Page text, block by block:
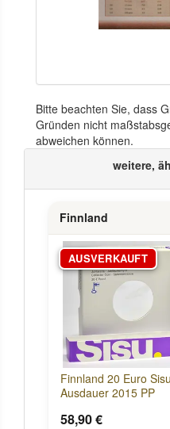
Bitte beachten Sie, dass
Gründen nicht
abweichen können.
weitere,
Finnland
AUSVERKAUFT
Finnland 20 Euro
Ausdauer 2015 PP
58,90 €